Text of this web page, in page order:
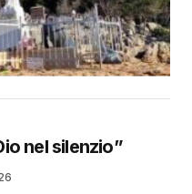
nel silenzio”